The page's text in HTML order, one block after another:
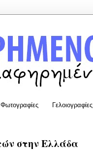
Φωτογραφίες Γελοιογραφίες
στην Ελλάδα